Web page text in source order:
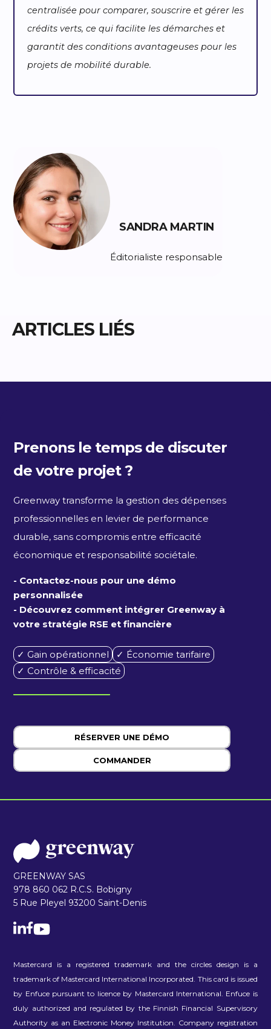
centralisée pour comparer, souscrire et gérer les
crédits verts, ce qui facilite les démarches et
garantit des conditions avantageuses pour les
projets de mobilité durable.
SANDRA MARTIN
Éditorialiste responsable
ARTICLES LIÉS
Prenons le temps de discuter
de votre projet ?
Greenway transforme la gestion des dépenses
professionnelles en levier de performance
durable, sans compromis entre efficacité
économique et responsabilité sociétale.
- Contactez-nous pour une démo
personnalisée
- Découvrez comment intégrer Greenway à
votre stratégie RSE et financière
✓ Gain opérationnel
✓ Économie tarifaire
✓ Contrôle & efficacité
RÉSERVER UNE DÉMO
COMMANDER
GREENWAY SAS
978 860 062 R.C.S. Bobigny
5 Rue Pleyel 93200 Saint-Denis
Mastercard is a registered trademark and the circles design is a
trademark of Mastercard International Incorporated. This card is issued
by Enfuce pursuant to licence by Mastercard International. Enfuce is
duly authorized and regulated by the Finnish Financial Supervisory
Authority as an Electronic Money Institution. Company registration